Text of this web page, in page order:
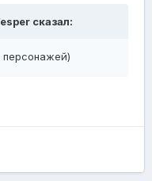
сказал:
персонажей)